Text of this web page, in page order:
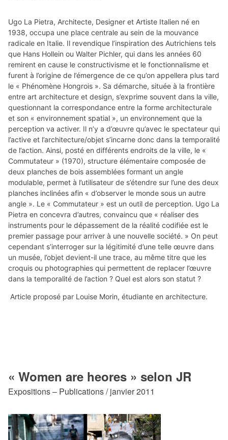
Ugo La Pietra, Architecte, Designer et Artiste Italien né en
1938, occupa une place centrale au sein de la mouvance
radicale en Italie. Il revendique l’inspiration des Autrichiens tels
que Hans Hollein ou Walter Pichler, qui dans les années 60
remirent en cause le constructivisme et le fonctionnalisme et
furent à l’origine de l’émergence de ce qu’on appellera plus tard
le « Phénomène Hongrois ». Sa démarche, située à la frontière
entre art architecture et design, s’exprime souvent dans la ville,
questionnant la correspondance entre la forme architecturale
et son « environnement spatial », un environnement que la
perception va activer. Il n’y a d’œuvre qu’avec le spectateur qui
l’active et l’architecture/objet s’incarne donc dans la temporalité
de l’action. Ainsi, posté en différents endroits de la ville, le «
Commutateur » (1970), structure élémentaire composée de
deux planches de bois assemblées formant un angle
modulable, permet à l’utilisateur de s’étendre sur l’une des deux
planches inclinées afin « d’observer le monde sous un autre
angle ». Le « Commutateur » est un outil de perception. Ugo La
Pietra en concevra d’autres, convaincu que « réaliser des
instruments pour le dépassement de la réalité codifiée est le
premier passage pour arriver à une nouvelle société. » On peut
cependant s’interroger sur la légitimité d’une telle œuvre dans
un musée, l’objet devient-il une trace, au même titre que les
croquis ou photographies qui permettent de replacer l’œuvre
dans la temporalité de l’action ? Quel est alors son statut ?
Article proposé par Louise Morin, étudiante en architecture.
« Women are heores » selon JR
Expositions – Publications / janvier 2011